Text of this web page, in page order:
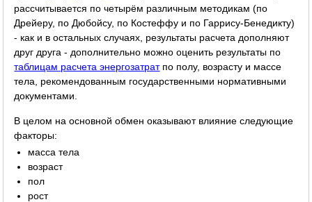
рассчитывается по четырём различным методикам (по
Дрейеру, по Дюбойсу, по Костеффу и по Гаррису-Бенедикту)
- как и в остальных случаях, результаты расчета дополняют
друг друга - дополнительно можно оценить результаты по
таблицам расчета энергозатратпо полу, возрасту и массе
тела, рекомендованным государственными нормативными
документами.
В целом на основной обмен оказывают влияние следующие
факторы:
масса тела
возраст
пол
рост